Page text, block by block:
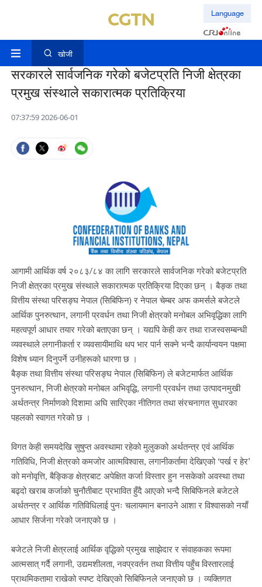
Language
खोजी
सरकारले सार्वजनिक गरेको बजेटप्रति निजी क्षेत्रका
प्रमुख संस्थाले सकारात्मक प्रतिक्रिया
07:37:59 2026-06-01
आगामी आर्थिक वर्ष २०८३/८४ का लागि सरकारले सार्वजनिक गरेको बजेटप्रति
निजी क्षेत्रका प्रमुख संस्थाले सकारात्मक प्रतिक्रिया दिएका छन् । बैङ्क तथा
वित्तीय संस्था परिसङ्घ नेपाल (सिबिफिन) र नेपाल चेम्बर अफ कमर्सले बजेटले
आर्थिक पुनरुत्थान, लगानी प्रवर्धन तथा निजी क्षेत्रको मनोबल अभिवृद्धिका लागि
महत्वपूर्ण आधार तयार गरेको बताएका छन् । यद्यपि केही कर तथा राजस्वसम्बन्धी
व्यवस्थाले लगानीकर्ता र व्यवसायीमाथि थप भार पार्न सक्ने भन्दै कार्यान्वयन पक्षमा
विशेष ध्यान दिनुपर्ने उनीहरूको धारणा छ ।
बैङ्क तथा वित्तीय संस्था परिसङ्घ नेपाल (सिबिफिन) ले बजेटमार्फत आर्थिक
पुनरुत्थान, निजी क्षेत्रको मनोबल अभिवृद्धि, लगानी प्रवर्धन तथा उत्पादनमुखी
अर्थतन्त्र निर्माणको दिशामा अघि सारिएका नीतिगत तथा संरचनागत सुधारका
पहलको स्वागत गरेको छ ।
विगत केही समयदेखि सुषुप्त अवस्थामा रहेको मुलुकको अर्थतन्त्र एवं आर्थिक
गतिविधि, निजी क्षेत्रको कमजोर आत्मविश्वास, लगानीकर्तामा देखिएको ‘पर्ख र हेर’
को मनोवृत्ति, बैङ्किङ क्षेत्रबाट अपेक्षित कर्जा विस्तार हुन नसकेको अवस्था तथा
बढ्दो खराब कर्जाको चुनौतीबाट प्रभावित हुँदै आएको भन्दै सिबिफिनले बजेटले
अर्थतन्त्र र आर्थिक गतिविधिलाई पुनः चलायमान बनाउने आशा र विश्वासको नयाँ
आधार सिर्जना गरेको जनाएको छ ।
बजेटले निजी क्षेत्रलाई आर्थिक वृद्धिको प्रमुख साझेदार र संवाहकका रूपमा
आत्मसात् गर्दै लगानी, उद्यमशीलता, नवप्रवर्तन तथा वित्तीय पहुँच विस्तारलाई
प्राथमिकतामा राखेको स्पष्ट देखिएको सिबिफिनले जनाएको छ । व्यक्तिगत